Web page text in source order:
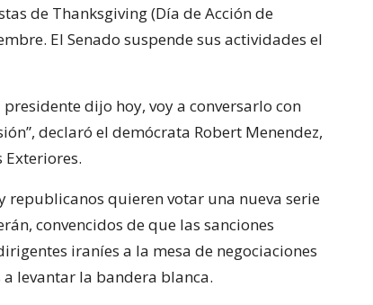
de Thanksgiving (Día de Acción de
El Senado suspende sus actividades el
dijo hoy, voy a conversarlo con
declaró el demócrata Robert Menendez,
Exteriores.
republicanos quieren votar una nueva serie
convencidos de que las sanciones
iraníes a la mesa de negociaciones
levantar la bandera blanca.